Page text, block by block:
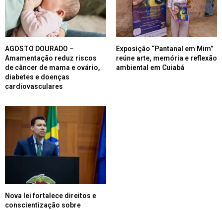
AGOSTO DOURADO –
Amamentação reduz riscos
de câncer de mama e ovário,
diabetes e doenças
cardiovasculares
Exposição “Pantanal em Mim”
reúne arte, memória e reflexão
ambiental em Cuiabá
Nova lei fortalece direitos e
conscientização sobre